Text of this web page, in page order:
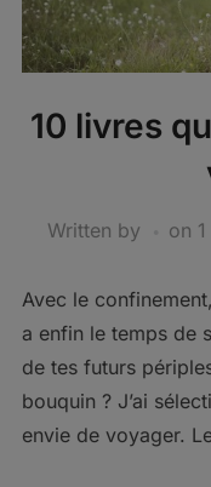
10 livres
Written by on
Avec le
a enfin le temps de
de tes futurs
bouquin ? J’ai
envie de voyager.